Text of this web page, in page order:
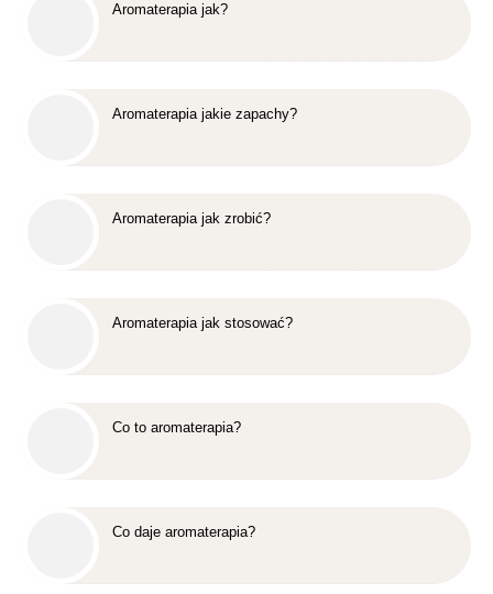
Aromaterapia jak?
Aromaterapia jakie zapachy?
Aromaterapia jak zrobić?
Aromaterapia jak stosować?
Co to aromaterapia?
Co daje aromaterapia?